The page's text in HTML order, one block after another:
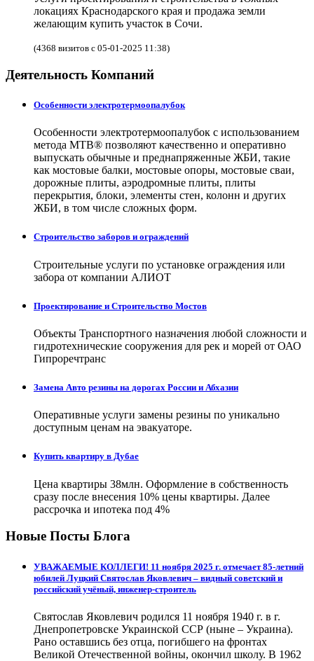
локациях Краснодарского края и продажа земли
желающим купить участок в Сочи.
(4368 визитов с 05-01-2025 11:38)
Деятельность Компаний
Особенности электротермоопалубок
Особенности электротермоопалубок с использованием
метода МТВ® позволяют качественно и оперативно
выпускать обычные и преднапряженные ЖБИ, такие
как мостовые балки, мостовые опоры, мостовые сваи,
дорожные плиты, аэродромные плиты, плиты
перекрытия, блоки, элементы стен, колонн и других
ЖБИ, в том числе сложных форм.
Строительство заборов и ограждений
Строительные услуги по установке ограждения или
забора от компании АЛИОТ
Проектирование и Строительство Мостов
Объекты Транспортного назначения любой сложности и
гидротехнические сооружения для рек и морей от ОАО
Гипроречтранс
Замена Авто резины на дорогах России и Абхазии
Оперативные услуги замены резины по уникально
доступным ценам на эвакуаторе.
Купить квартиру в Дубае
Цена квартиры 38млн. Оформление в собственность
сразу после внесения 10% цены квартиры. Далее
рассрочка и ипотека под 4%
Новые Посты Блога
УВАЖАЕМЫЕ КОЛЛЕГИ! 11 ноября 2025 г. отмечает 85-летний
юбилей Луцкий Святослав Яковлевич – видный советский и
российский учёный, инженер-строитель
Святослав Яковлевич родился 11 ноября 1940 г. в г.
Днепропетровске Украинской ССР (ныне – Украина).
Рано оставшись без отца, погибшего на фронтах
Великой Отечественной войны, окончил школу. В 1962